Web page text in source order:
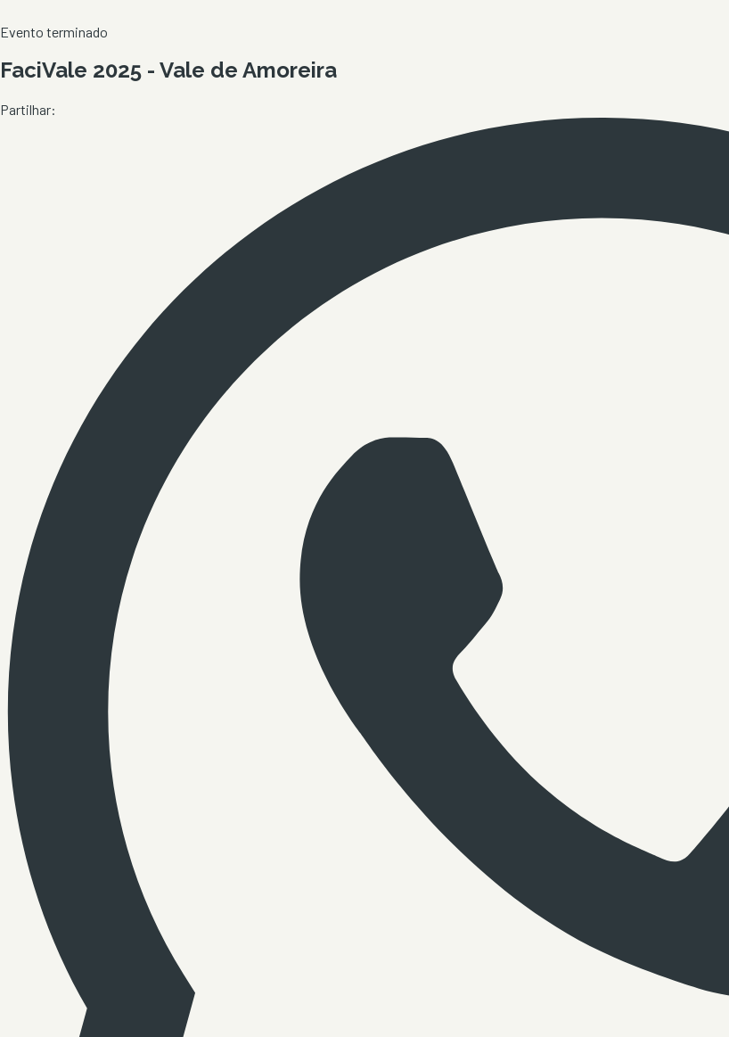
Evento terminado
FaciVale 2025 - Vale de Amoreira
Partilhar: